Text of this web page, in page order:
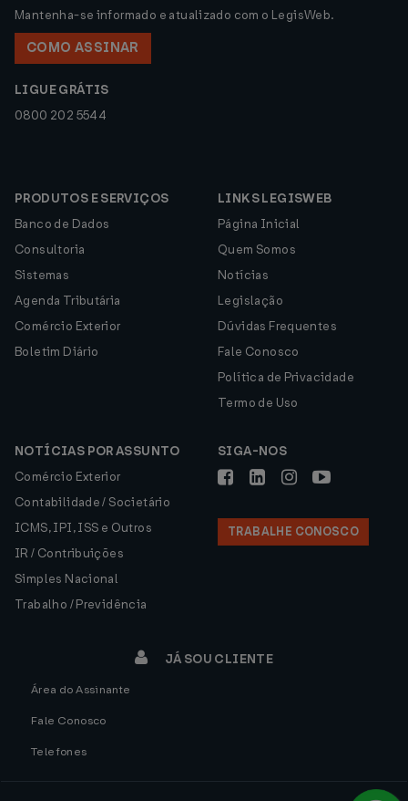
Mantenha-se informado e atualizado com o LegisWeb.
COMO ASSINAR
LIGUE GRÁTIS
0800 202 5544
PRODUTOS E SERVIÇOS
Banco de Dados
Consultoria
Sistemas
Agenda Tributária
Comércio Exterior
Boletim Diário
LINKS LEGISWEB
Página Inicial
Quem Somos
Notícias
Legislação
Dúvidas Frequentes
Fale Conosco
Política de Privacidade
Termo de Uso
NOTÍCIAS POR ASSUNTO
Comércio Exterior
Contabilidade / Societário
ICMS, IPI, ISS e Outros
IR / Contribuições
Simples Nacional
Trabalho / Previdência
SIGA-NOS
TRABALHE CONOSCO
JÁ SOU CLIENTE
Área do Assinante
Fale Conosco
Telefones